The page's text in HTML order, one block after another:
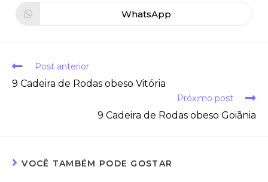
WhatsApp
Post anterior
9 Cadeira de Rodas obeso Vitória
Próximo post
9 Cadeira de Rodas obeso Goiãnia
VOCÊ TAMBÉM PODE GOSTAR